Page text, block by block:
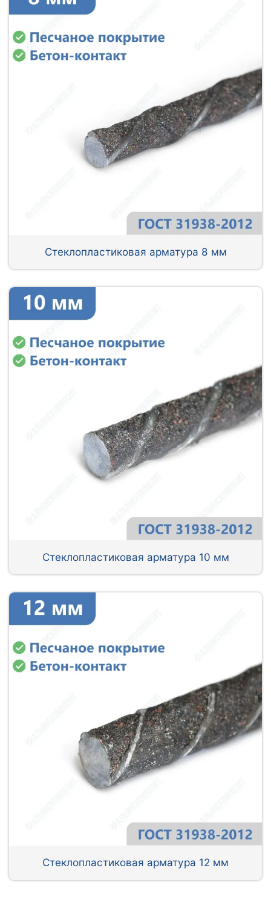
Стеклопластиковая арматура 8 мм
Стеклопластиковая арматура 10 мм
Стеклопластиковая арматура 12 мм